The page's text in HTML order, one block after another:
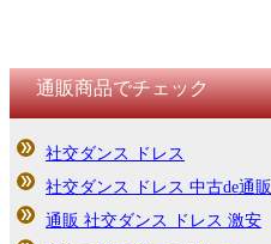
通販商品でチェック
社交ダンス ドレス
社交ダンス ドレス 中古de通販
通販 社交ダンス ドレス 激安